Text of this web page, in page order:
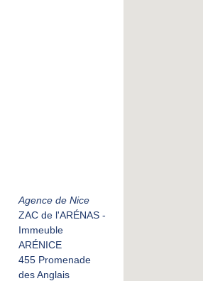
Agence de Nice
ZAC de l'ARÉNAS -
Immeuble
ARÉNICE
455 Promenade
des Anglais